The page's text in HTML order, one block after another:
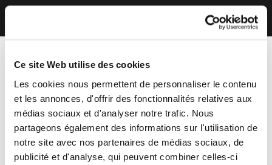
Ce site Web utilise des cookies
Les cookies nous permettent de personnaliser le contenu
et les annonces, d'offrir des fonctionnalités relatives aux
médias sociaux et d'analyser notre trafic. Nous
partageons également des informations sur l'utilisation de
notre site avec nos partenaires de médias sociaux, de
publicité et d'analyse, qui peuvent combiner celles-ci